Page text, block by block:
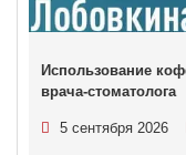
Использование
врача-стоматолога
5 сентября 2026